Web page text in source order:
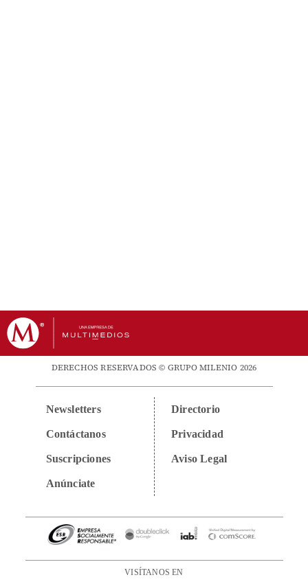
DERECHOS RESERVADOS © GRUPO MILENIO 2026
Newsletters
Contáctanos
Suscripciones
Anúnciate
Directorio
Privacidad
Aviso Legal
VISÍTANOS EN